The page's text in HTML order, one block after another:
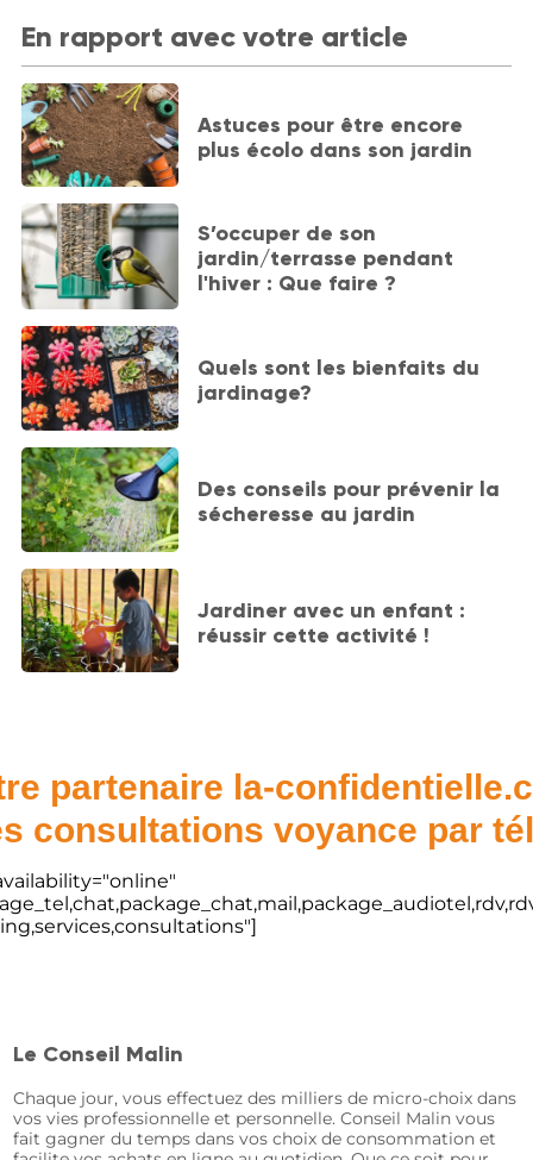
En rapport avec votre article
Astuces pour être encore
plus écolo dans son jardin
S’occuper de son
jardin/terrasse pendant
l'hiver : Que faire ?
Quels sont les bienfaits du
jardinage?
Des conseils pour prévenir la
sécheresse au jardin
Jardiner avec un enfant :
réussir cette activité !
partenaire la-
consultations voyance par
Le Conseil Malin
Chaque jour, vous effectuez des milliers de micro-choix dans
vos vies professionnelle et personnelle. Conseil Malin vous
fait gagner du temps dans vos choix de consommation et